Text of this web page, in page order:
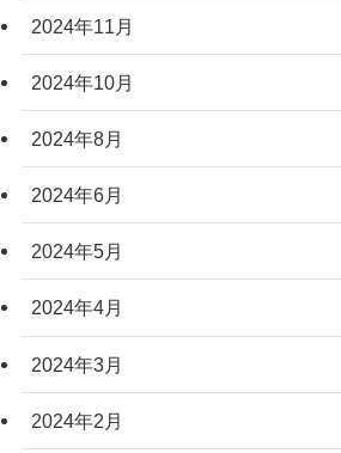
2024年11月
2024年10月
2024年8月
2024年6月
2024年5月
2024年4月
2024年3月
2024年2月